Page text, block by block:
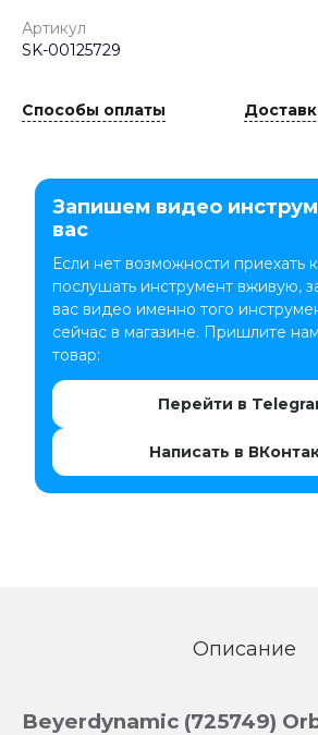
Артикул
SK-00125729
Способы оплаты
Запишем видео
вас
Если нет возможности приехать
послушать инструмент вживую,
вас видео именно того
сейчас в магазине. Пришлите
товар:
Перейти в
Написать в
Описание
Beyerdynamic (725749)